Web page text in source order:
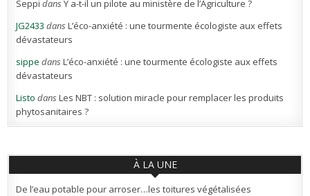
Seppi dansY a-t-il un pilote au ministère de l’Agriculture ?
JG2433 dansL’éco-anxiété : une tourmente écologiste aux effets
dévastateurs
sippe dansL’éco-anxiété : une tourmente écologiste aux effets
dévastateurs
Listo dansLes NBT : solution miracle pour remplacer les produits
phytosanitaires ?
À LA UNE
De l’eau potable pour arroser…les toitures végétalisées